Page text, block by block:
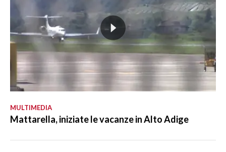
MULTIMEDIA
Mattarella, iniziate le vacanze in Alto Adige